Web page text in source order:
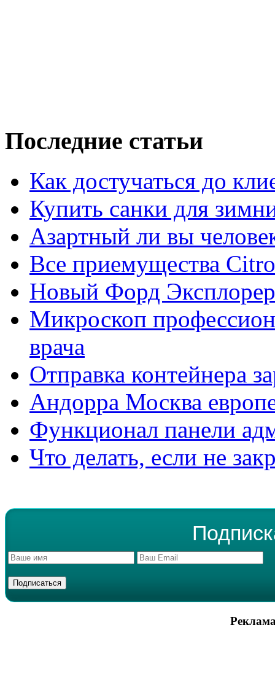
Последние статьи
Как достучаться до
Купить санки для
Азартный ли вы
Все приемущества
Новый Форд
Микроскоп
врача
Отправка контейнера
Андорра Москва
Функционал панели
Что делать, если не